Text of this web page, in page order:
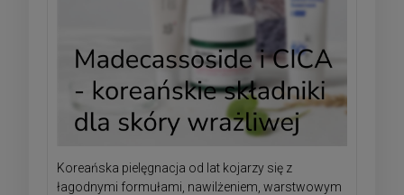
Koreańska pielęgnacja od lat kojarzy się z
łagodnymi formułami, nawilżeniem, warstwowym